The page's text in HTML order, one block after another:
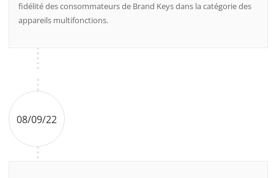
fidélité des consommateurs de Brand Keys dans la catégorie des
appareils multifonctions.
08/09/22